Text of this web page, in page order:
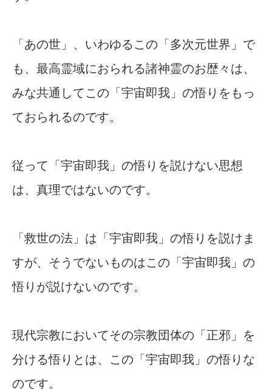
「あの世」、いわゆるこの「多次元世界」で
も、最高霊域におられる諸神霊のお歴々は、
みな共通してこの「宇宙即我」の悟りをもっ
ておられるのです。
従って「宇宙即我」の悟りを説けない思想
は、真理ではないのです。
「救世の法」は「宇宙即我」の悟りを説けま
すが、そうでないものはこの「宇宙即我」の
悟りが説けないのです。
現代宗教においてその宗教団体の「正邪」を
分ける悟りとは、この「宇宙即我」の悟りな
のです。